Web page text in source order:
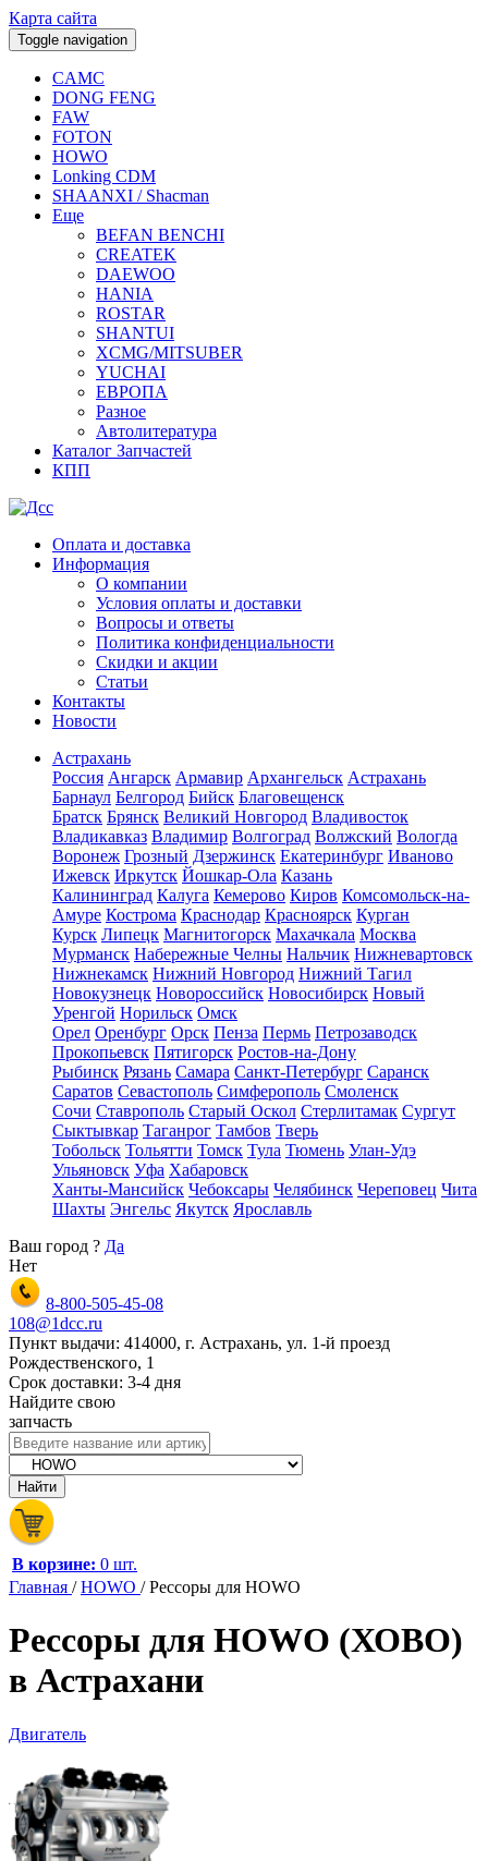
Карта сайта
Toggle navigation
CAMC
DONG FENG
FAW
FOTON
HOWO
Lonking CDM
SHAANXI / Shacman
Еще
BEFAN BENCHI
CREATEK
DAEWOO
HANIA
ROSTAR
SHANTUI
XCMG/MITSUBER
YUCHAI
ЕВРОПА
Разное
Aвтолитература
Каталог Запчастей
КПП
Оплата и доставка
Информация
О компании
Условия оплаты и доставки
Вопросы и ответы
Политика конфиденциальности
Скидки и акции
Статьи
Контакты
Новости
Астрахань
Россия Ангарск Армавир Архангельск Астрахань
Барнаул Белгород Бийск Благовещенск
Братск Брянск Великий Новгород Владивосток
Владикавказ Владимир Волгоград Волжский Вологда
Воронеж Грозный Дзержинск Екатеринбург Иваново
Ижевск Иркутск Йошкар-Ола Казань
Калининград Калуга Кемерово Киров Комсомольск-на-
Амуре Кострома Краснодар Красноярск Курган
Курск Липецк Магнитогорск Махачкала Москва
Мурманск Набережные Челны Нальчик Нижневартовск
Нижнекамск Нижний Новгород Нижний Тагил
Новокузнецк Новороссийск Новосибирск Новый
Уренгой Норильск Омск
Орел Оренбург Орск Пенза Пермь Петрозаводск
Прокопьевск Пятигорск Ростов-на-Дону
Рыбинск Рязань Самара Санкт-Петербург Саранск
Саратов Севастополь Симферополь Смоленск
Сочи Ставрополь Старый Оскол Стерлитамак Сургут
Сыктывкар Таганрог Тамбов Тверь
Тобольск Тольятти Томск Тула Тюмень Улан-Удэ
Ульяновск Уфа Хабаровск
Ханты-Мансийск Чебоксары Челябинск Череповец Чита
Шахты Энгельс Якутск Ярославль
Ваш город ? Да
Нет
8-800-505-45-08
108@1dcc.ru
Пункт выдачи: 414000, г. Астрахань, ул. 1-й проезд
Рождественского, 1
Срок доставки: 3-4 дня
Найдите свою
запчасть
В корзине: 0 шт.
Главная /HOWO /Рессоры для HOWO
Рессоры для HOWO (ХОВО)
в Астрахани
Двигатель